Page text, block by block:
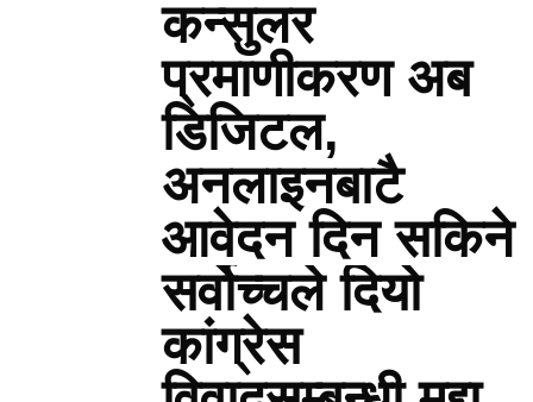
कन्सुलर
प्रमाणीकरण अब
डिजिटल,
अनलाइनबाटै
आवेदन दिन सकिने
सर्वोच्चले दियो
कांग्रेस